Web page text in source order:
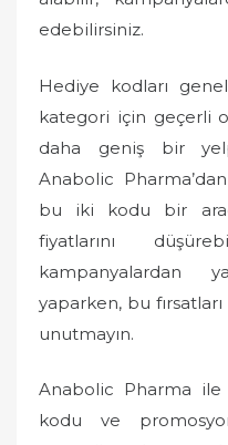
edebilirsiniz.
Hediye kodları
kategori için geçerli
daha geniş bir
Anabolic
bu iki kodu bir
fiyatlarını
kampanyalardan
yaparken, bu
unutmayın.
Anabolic Pharma ile
kodu ve